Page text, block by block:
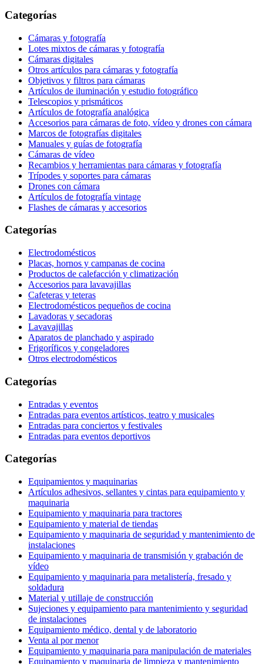
Categorías
Cámaras y fotografía
Lotes mixtos de cámaras y fotografía
Cámaras digitales
Otros artículos para cámaras y fotografía
Objetivos y filtros para cámaras
Artículos de iluminación y estudio fotográfico
Telescopios y prismáticos
Artículos de fotografía analógica
Accesorios para cámaras de foto, vídeo y drones con cámara
Marcos de fotografías digitales
Manuales y guías de fotografía
Cámaras de vídeo
Recambios y herramientas para cámaras y fotografía
Trípodes y soportes para cámaras
Drones con cámara
Artículos de fotografía vintage
Flashes de cámaras y accesorios
Categorías
Electrodomésticos
Placas, hornos y campanas de cocina
Productos de calefacción y climatización
Accesorios para lavavajillas
Cafeteras y teteras
Electrodomésticos pequeños de cocina
Lavadoras y secadoras
Lavavajillas
Aparatos de planchado y aspirado
Frigoríficos y congeladores
Otros electrodomésticos
Categorías
Entradas y eventos
Entradas para eventos artísticos, teatro y musicales
Entradas para conciertos y festivales
Entradas para eventos deportivos
Categorías
Equipamientos y maquinarias
Artículos adhesivos, sellantes y cintas para equipamiento y
maquinaria
Equipamiento y maquinaria para tractores
Equipamiento y material de tiendas
Equipamiento y maquinaria de seguridad y mantenimiento de
instalaciones
Equipamiento y maquinaria de transmisión y grabación de
vídeo
Equipamiento y maquinaria para metalistería, fresado y
soldadura
Material y utillaje de construcción
Sujeciones y equipamiento para mantenimiento y seguridad
de instalaciones
Equipamiento médico, dental y de laboratorio
Venta al por menor
Equipamiento y maquinaria para manipulación de materiales
Equipamiento y maquinaria de limpieza y mantenimiento